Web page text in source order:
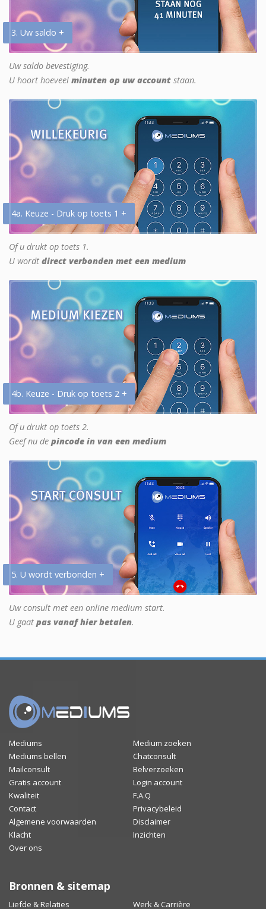
3. Uw saldo +
Uw saldo bevestiging.
U hoort hoeveel minuten op uw account staan.
4a. Keuze - Druk op toets 1 +
Of u drukt op toets 1.
U wordt direct verbonden met een medium
4b. Keuze - Druk op toets 2 +
Of u drukt op toets 2.
Geef nu de pincode in van een medium
5. U wordt verbonden +
Uw consult met een online medium start.
U gaat pas vanaf hier betalen.
Mediums
Medium zoeken
Mediums bellen
Chatconsult
Mailconsult
Belverzoeken
Gratis account
Login account
Kwaliteit
F.A.Q
Contact
Privacybeleid
Algemene voorwaarden
Disclaimer
Klacht
Inzichten
Over ons
Bronnen & sitemap
Liefde & Relaties Werk & Carrière